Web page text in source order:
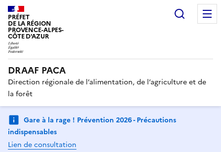
PRÉFET
DE LA RÉGION
PROVENCE-ALPES-
CÔTE D'AZUR
DRAAF PACA
Direction régionale de l’alimentation, de l’agriculture et de
la forêt
Gare à la rage ! Prévention 2026 - Précautions
indispensables
Lien de consultation